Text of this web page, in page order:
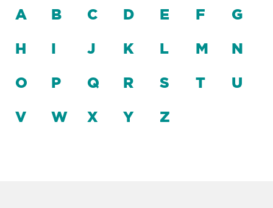
A B C D E F G
H J K L M N
O P Q R S T U
V W X Y Z